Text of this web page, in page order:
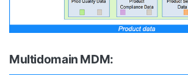
Multidomain MDM: